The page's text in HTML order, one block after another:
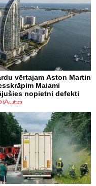
vērtajam Aston Martin
Maiami
nopietni defekti